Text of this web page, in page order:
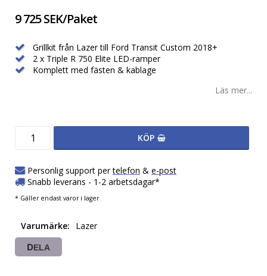
9 725 SEK/Paket
Grillkit från Lazer till Ford Transit Custom 2018+
2 x Triple R 750 Elite LED-ramper
Komplett med fästen & kablage
Läs mer...
KÖP
Personlig support pertelefon & e-post
Snabb leverans - 1-2 arbetsdagar*
* Gäller endast varor i lager
Varumärke Lazer
DELA